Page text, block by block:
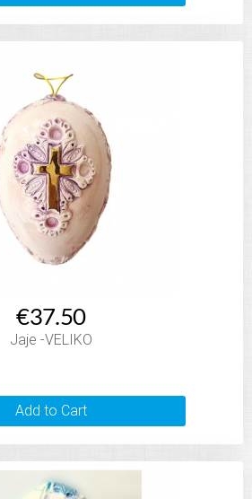
€37.50
Jaje -VELIKO
Add to Cart